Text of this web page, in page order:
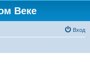
Веке
Вход